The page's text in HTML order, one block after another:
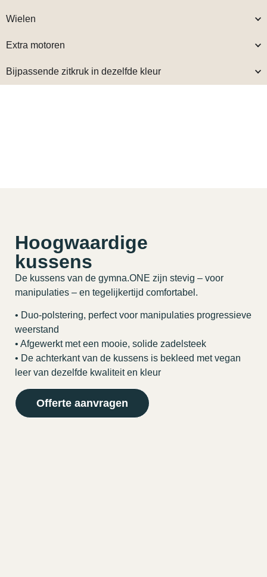
Wielen
Extra motoren
Bijpassende zitkruk in dezelfde kleur
Hoogwaardige
kussens
De kussens van de gymna.ONE zijn stevig – voor
manipulaties – en tegelijkertijd comfortabel.
• Duo-polstering, perfect voor manipulaties progressieve
weerstand
• Afgewerkt met een mooie, solide zadelsteek
• De achterkant van de kussens is bekleed met vegan
leer van dezelfde kwaliteit en kleur
Offerte aanvragen